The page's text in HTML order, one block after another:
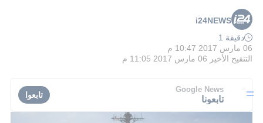
i24NEWS
دقيقة 1
06 مارس 2017 10:47 م
التنقيح الأخير 06 مارس 2017 11:05 م
Google News
تابعونا تابعوا